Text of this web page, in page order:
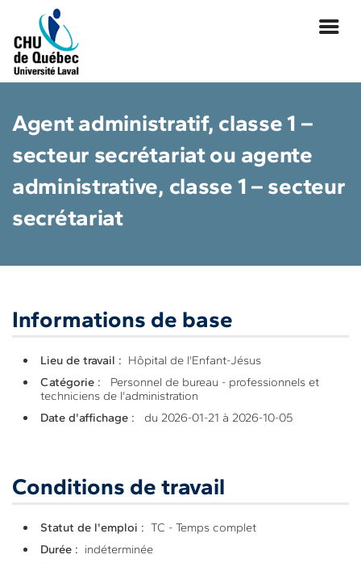
Agent administratif, classe 1 –
secteur secrétariat ou agente
administrative, classe 1 – secteur
secrétariat
Informations de base
Lieu de travail : Hôpital de l'Enfant-Jésus
Catégorie :
Personnel de bureau - professionnels et
techniciens de l'administration
Date d'affichage :
du 2026-01-21 à 2026-10-05
Conditions de travail
Statut de l'emploi : TC - Temps complet
Durée : indéterminée